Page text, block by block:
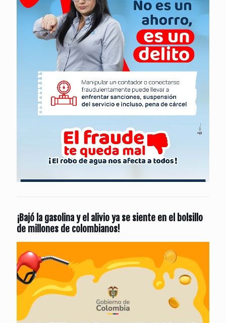
¡Bajó la gasolina y el alivio ya se siente en el bolsillo
de millones de colombianos!
de
vídeo